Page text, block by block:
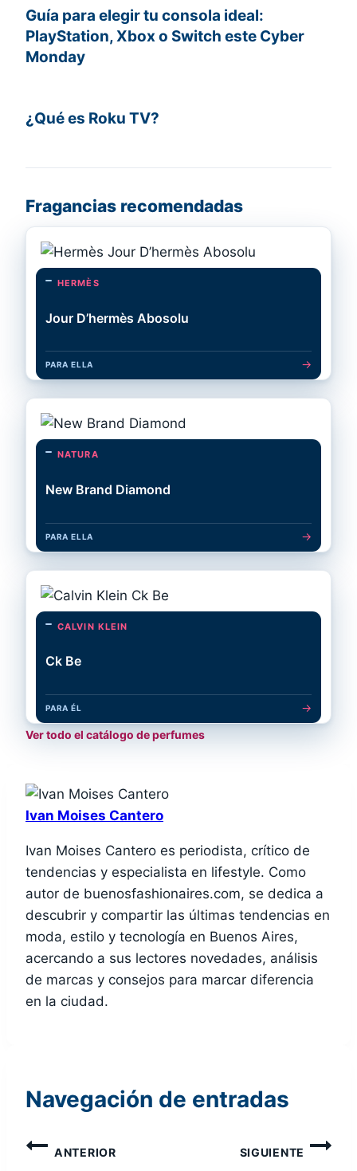
Guía para elegir tu consola ideal:
PlayStation, Xbox o Switch este Cyber
Monday
¿Qué es Roku TV?
Fragancias recomendadas
HERMÈS
Jour D’hermès Abosolu
PARA ELLA →
NATURA
New Brand Diamond
PARA ELLA →
CALVIN KLEIN
Ck Be
PARA ÉL
→
Ver todo el catálogo de perfumes
Ivan Moises Cantero
Ivan Moises Cantero es periodista, crítico de
tendencias y especialista en lifestyle. Como
autor de buenosfashionaires.com, se dedica a
descubrir y compartir las últimas tendencias en
moda, estilo y tecnología en Buenos Aires,
acercando a sus lectores novedades, análisis
de marcas y consejos para marcar diferencia
en la ciudad.
Navegación de entradas
ANTERIOR SIGUIENTE